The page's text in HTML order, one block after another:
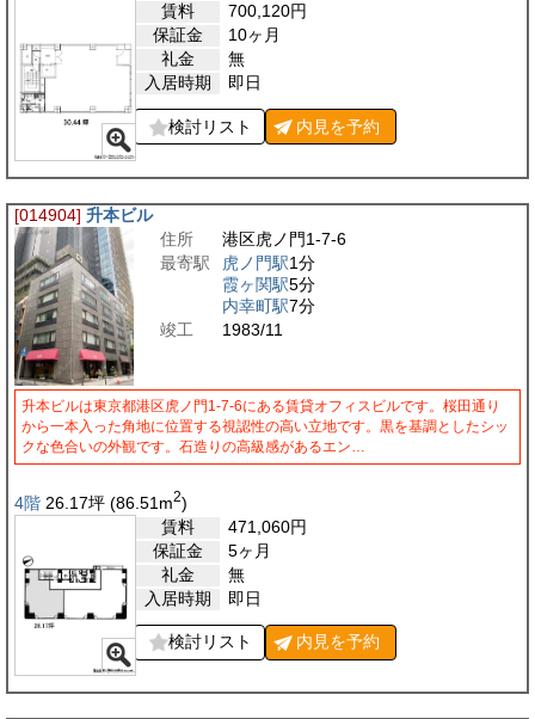
賃料
700,120円
保証金
10ヶ月
礼金
無
入居時期
即日
検討リスト 内見を予約
[014904] 升本ビル
住所
港区虎ノ門1-7-6
最寄駅
虎ノ門駅1分
霞ヶ関駅5分
内幸町駅7分
竣工
1983/11
升本ビルは東京都港区虎ノ門1-7-6にある賃貸オフィスビルです。桜田通り
から一本入った角地に位置する視認性の高い立地です。黒を基調としたシッ
クな色合いの外観です。石造りの高級感があるエン…
4階 26.17坪 (86.51 m2)
賃料
471,060円
保証金
5ヶ月
礼金
無
入居時期
即日
検討リスト 内見を予約